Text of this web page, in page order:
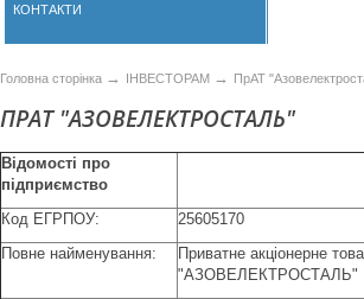
КОНТАКТИ
Головна сторінка → ІНВЕСТОРАМ → ПрАТ
ПРАТ "АЗОВЕЛЕКТРОСТАЛЬ"
Відомості про
підприємство
Код ЕГРПОУ:
25605170
Повне найменування:
Приватне акціонерне
"АЗОВЕЛЕКТРОСТАЛЬ"